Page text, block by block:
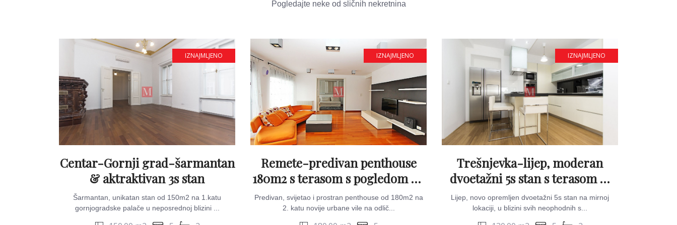
Pogledajte neke od sličnih nekretnina
IZNAJMLJENO
Centar-Gornji grad-šarmantan
& aktraktivan 3s stan
Šarmantan, unikatan stan od 150m2 na 1.katu
gornjogradske palače u neposrednoj blizini ...
IZNAJMLJENO
Remete-predivan penthouse
180m2 s terasom s pogledom na
grad & garažom
Predivan, svijetao i prostran penthouse od 180m2 na
2. katu novije urbane vile na odlič...
IZNAJMLJENO
Trešnjevka-lijep, moderan
dvoetažni 5s stan s terasom &
parkingom
Lijep, novo opremljen dvoetažni 5s stan na mirnoj
lokaciji, u blizini svih neophodnih s...